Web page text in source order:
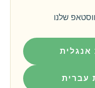
שלנו
עברית